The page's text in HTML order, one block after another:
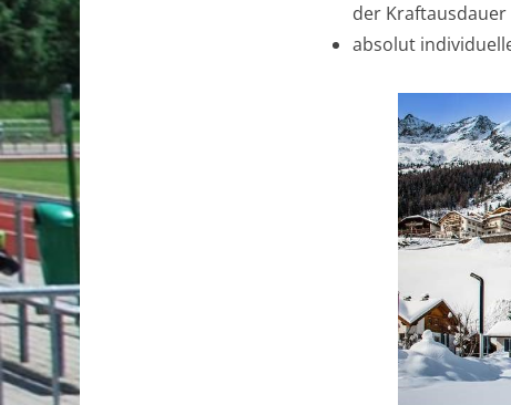
der Kraftausdauer
absolut